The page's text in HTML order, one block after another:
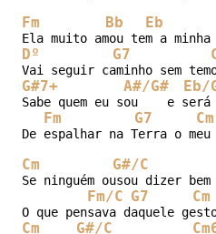
Fm Bb Eb
Dº G7
G#7+ A#/G# Eb/
Sabe quem eu sou    e será
Fm G7 Cm
De espalhar na Terra o meu
Cm G#/C
Se ninguém ousou dizer
Fm/C G7 Cm
Cm G#/C